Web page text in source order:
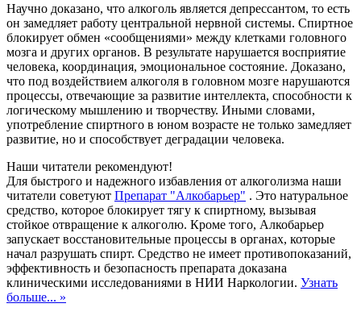
Научно доказано, что алкоголь является депрессантом, то есть
он замедляет работу центральной нервной системы. Спиртное
блокирует обмен «сообщениями» между клетками головного
мозга и других органов. В результате нарушается восприятие
человека, координация, эмоциональное состояние. Доказано,
что под воздействием алкоголя в головном мозге нарушаются
процессы, отвечающие за развитие интеллекта, способности к
логическому мышлению и творчеству. Иными словами,
употребление спиртного в юном возрасте не только замедляет
развитие, но и способствует деградации человека.
Наши читатели рекомендуют!
Для быстрого и надежного избавления от алкоголизма наши
читатели советуют Препарат "Алкобарьер" . Это натуральное
средство, которое блокирует тягу к спиртному, вызывая
стойкое отвращение к алкоголю. Кроме того, Алкобарьер
запускает восстановительные процессы в органах, которые
начал разрушать спирт. Средство не имеет противопоказаний,
эффективность и безопасность препарата доказана
клиническими исследованиями в НИИ Наркологии. Узнать
больше... »